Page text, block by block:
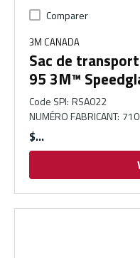
Comparer
3M CANADA
Sac de
95 3M™
Code SPI: RSA022
NUMÉRO FABRICANT:
$